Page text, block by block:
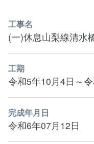
工事名
(一)休息山梨線清水
工期
令和5年10月4日～
完成年月日
令和6年07月12日